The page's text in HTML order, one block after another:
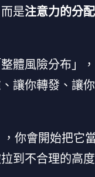
是注意力的分
體風險分布」
讓你轉發、讓你
你會開始把它
到不合理的高度